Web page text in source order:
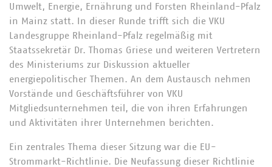
Umwelt, Energie, Ernährung und Forsten Rheinland-Pfalz
in Mainz statt. In dieser Runde trifft sich die VKU
Landesgruppe Rheinland-Pfalz regelmäßig mit
Staatssekretär Dr. Thomas Griese und weiteren Vertretern
des Ministeriums zur Diskussion aktueller
energiepolitischer Themen. An dem Austausch nehmen
Vorstände und Geschäftsführer von VKU
Mitgliedsunternehmen teil, die von ihren Erfahrungen
und Aktivitäten ihrer Unternehmen berichten.
Ein zentrales Thema dieser Sitzung war die EU-
Strommarkt-Richtlinie. Die Neufassung dieser Richtlinie